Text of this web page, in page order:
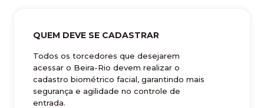
QUEM DEVE SE CADASTRAR
Todos os torcedores que desejarem
acessar o Beira-Rio devem realizar o
cadastro biométrico facial, garantindo mais
segurança e agilidade no controle de
entrada.